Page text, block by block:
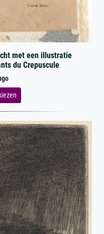
met een illustratie
du Crepuscule